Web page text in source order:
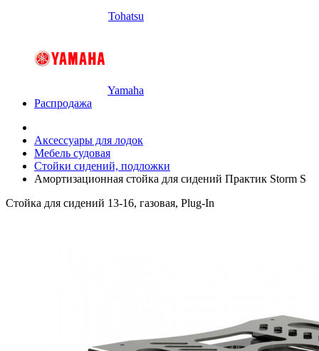
Tohatsu
Yamaha
Распродажа
Аксессуары для лодок
Мебель судовая
Стойки сидений, подложки
Амортизационная стойка для сидений Практик Storm S
Стойка для сидений 13-16, газовая, Plug-In